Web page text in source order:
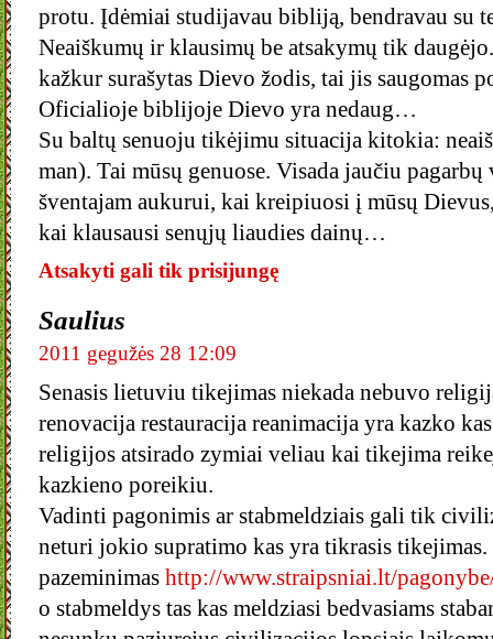
protu. Įdėmiai studijavau bibliją, bendravau su
Neaiškumų ir klausimų be atsakymų tik
kažkur surašytas Dievo žodis, tai jis saugomas
Oficialioje biblijoje Dievo yra nedaug…
Su baltų senuoju tikėjimu situacija kitokia:
man). Tai mūsų genuose. Visada jaučiu
šventajam aukurui, kai kreipiuosi į mūsų
kai klausausi senųjų liaudies dainų…
Atsakyti gali tik prisijungę
Saulius
2011 gegužės 28 12:09
Senasis lietuviu tikejimas niekada nebuvo
renovacija restauracija reanimacija yra kazko
religijos atsirado zymiai veliau kai tikejima
kazkieno poreikiu.
Vadinti pagonimis ar stabmeldziais gali tik
neturi jokio supratimo kas yra tikrasis
pazeminimas http://www.straipsniai.lt/
o stabmeldys tas kas meldziasi bedvasiams